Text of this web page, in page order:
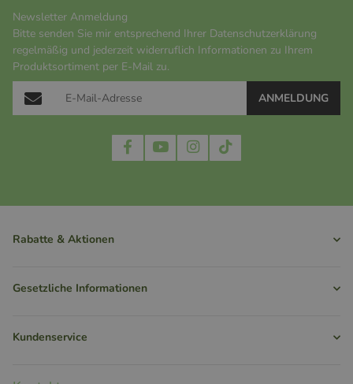
Newsletter Anmeldung
Bitte senden Sie mir entsprechend Ihrer Datenschutzerklärung
regelmäßig und jederzeit widerruflich Informationen zu Ihrem
Produktsortiment per E-Mail zu.
ANMELDUNG
Rabatte & Aktionen
Gesetzliche Informationen
Kundenservice